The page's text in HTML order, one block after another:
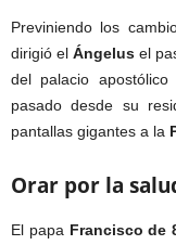
Previniendo los
dirigió el Ángelus el
del palacio
pasado desde su
pantallas gigantes a la
Orar por la
El papa Francisco de